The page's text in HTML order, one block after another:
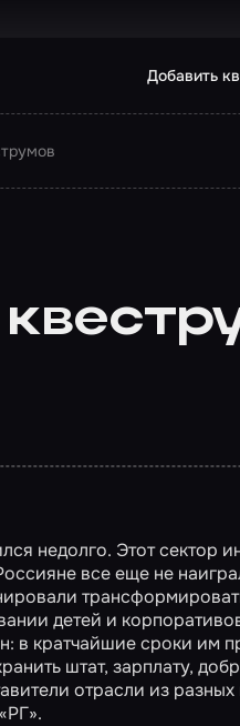
Добавить
недолго. Этот сектор
все еще не
детей и
в кратчайшие сроки им
штат, зарплату,
отрасли из